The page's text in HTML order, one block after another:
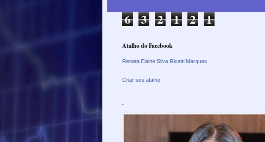
6 3 2 1 2 1
Atalho do Facebook
Renata Elaine Silva Ricetti Marques
Criar seu atalho
.